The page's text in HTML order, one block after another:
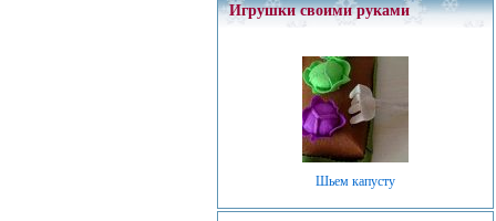
Игрушки своими руками
Шьем капусту